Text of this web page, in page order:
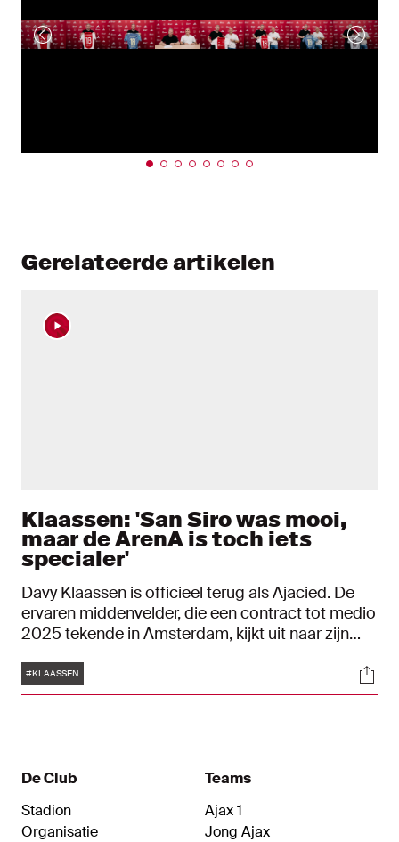
Gerelateerde artikelen
Klaassen: 'San Siro was mooi,
maar de ArenA is toch iets
specialer'
Davy Klaassen is officieel terug als Ajacied. De
ervaren middenvelder, die een contract tot medio
2025 tekende in Amsterdam, kijkt uit naar zijn
ik niet ben gehaald door iemand die me al kende,
maar door wat ik afgelopen week heb laten zien."
Tags
#KLAASSEN
De Club
Stadion
Organisatie
Teams
Ajax 1
Jong Ajax